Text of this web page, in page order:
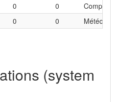
0 0
0 0 Météo
(system